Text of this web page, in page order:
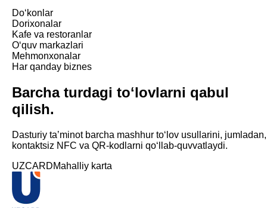
Doʻkonlar
Dorixonalar
Kafe va restoranlar
Oʻquv markazlari
Mehmonxonalar
Har qanday biznes
Barcha turdagi toʻlovlarni qabul
qilish.
Dasturiy taʼminot barcha mashhur toʻlov usullarini, jumladan,
kontaktsiz NFC va QR-kodlarni qoʻllab-quvvatlaydi.
UZCARDMahalliy karta